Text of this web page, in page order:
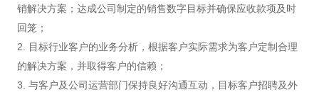
销解决方案；达成公司制定的销售数字目标并确保应收款项及时
回笼；
2. 目标行业客户的业务分析，根据客户实际需求为客户定制合理
的解决方案，并取得客户的信赖；
3. 与客户及公司运营部门保持良好沟通互动，目标客户招聘及外